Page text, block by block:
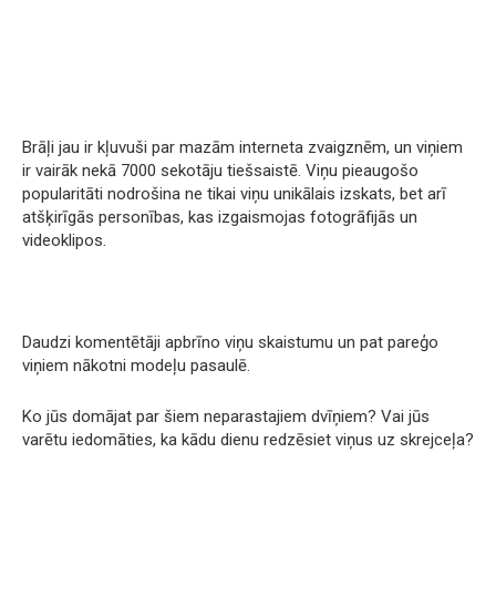
Brāļi jau ir kļuvuši par mazām interneta zvaigznēm, un viņiem
ir vairāk nekā 7000 sekotāju tiešsaistē. Viņu pieaugošo
popularitāti nodrošina ne tikai viņu unikālais izskats, bet arī
atšķirīgās personības, kas izgaismojas fotogrāfijās un
videoklipos.
Daudzi komentētāji apbrīno viņu skaistumu un pat pareģo
viņiem nākotni modeļu pasaulē.
Ko jūs domājat par šiem neparastajiem dvīņiem? Vai jūs
varētu iedomāties, ka kādu dienu redzēsiet viņus uz skrejceļa?